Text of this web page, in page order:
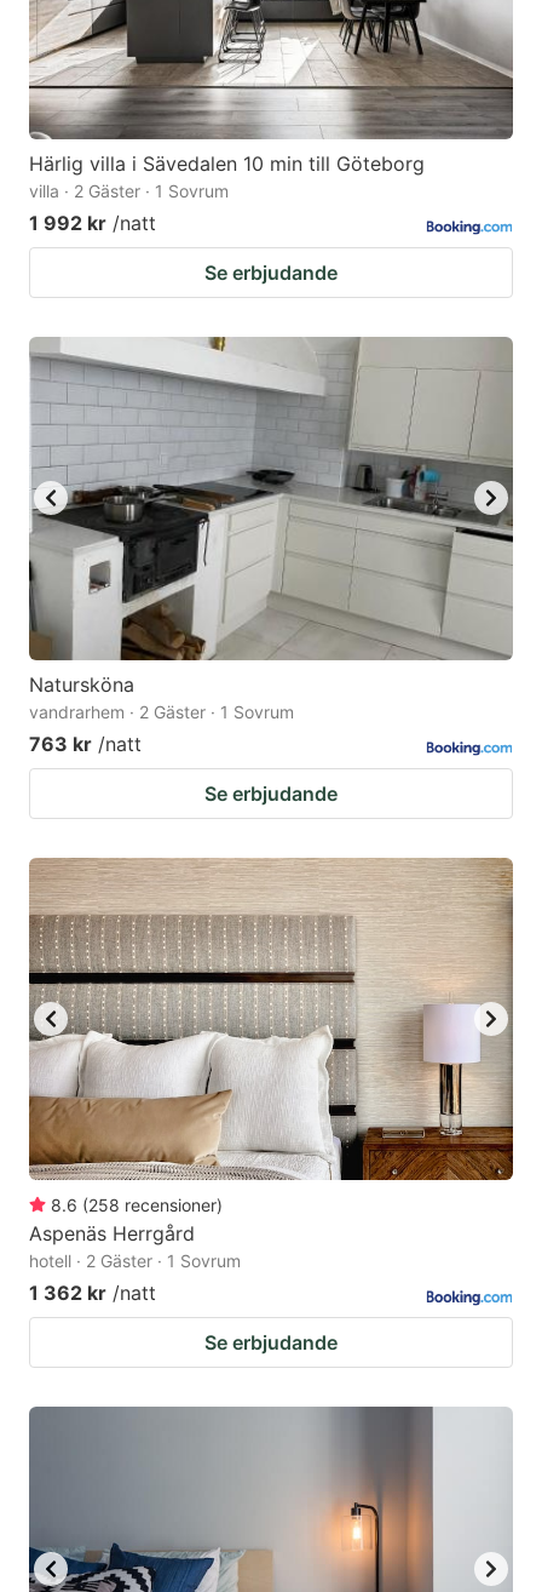
Härlig villa i Sävedalen 10 min till Göteborg
villa · 2 Gäster · 1 Sovrum
1 992 kr /natt
Se erbjudande
Natursköna
vandrarhem · 2 Gäster · 1 Sovrum
763 kr /natt
Se erbjudande
8.6 (258 recensioner)
Aspenäs Herrgård
hotell · 2 Gäster · 1 Sovrum
1 362 kr /natt
Se erbjudande